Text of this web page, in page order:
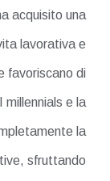
acquisito una
lavorativa e
favoriscano di
e la
la
sfruttando